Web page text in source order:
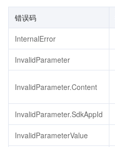
错误码
InternalError
InvalidParameter
InvalidParameter.Content
InvalidParameter.SdkAppId
InvalidParameterValue